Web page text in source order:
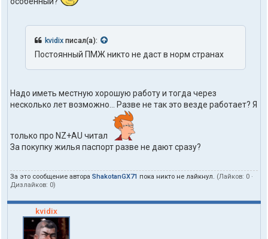
kvidix писал(а):
Постоянный ПМЖ никто не даст в норм странах
Надо иметь местную хорошую работу и тогда через
несколько лет возможно... Разве не так это везде работает? Я
только про NZ+AU читал
За покупку жилья паспорт разве не дают сразу?
За это сообщение автора ShakotanGX71 пока никто не лайкнул. (Лайков: 0 ·
Дизлайков: 0)
kvidix